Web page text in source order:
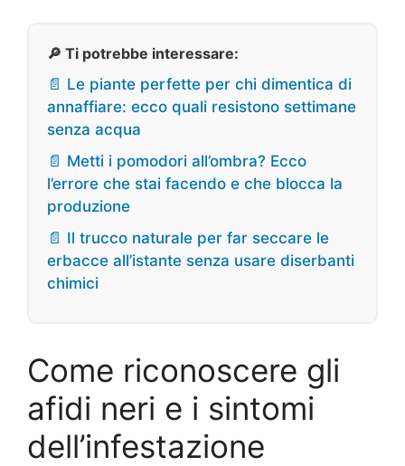
🔎 Ti potrebbe interessare:
📄 Le piante perfette per chi dimentica di
annaffiare: ecco quali resistono settimane
senza acqua
📄 Metti i pomodori all’ombra? Ecco
l’errore che stai facendo e che blocca la
produzione
📄 Il trucco naturale per far seccare le
erbacce all’istante senza usare diserbanti
chimici
Come riconoscere gli
afidi neri e i sintomi
dell’infestazione